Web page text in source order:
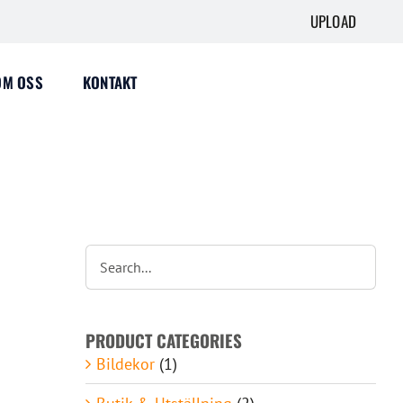
UPLOAD
OSS KONTAKT
PRODUCT CATEGORIES
Bildekor (1)